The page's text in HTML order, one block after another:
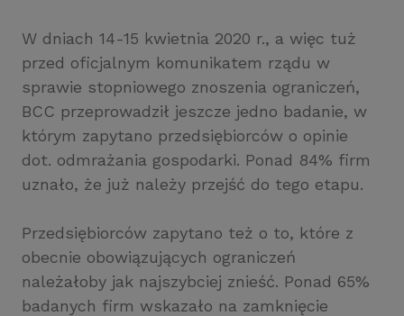
W dniach 14-15 kwietnia 2020 r., a więc tuż
przed oficjalnym komunikatem rządu w
sprawie stopniowego znoszenia ograniczeń,
BCC przeprowadził jeszcze jedno badanie, w
którym zapytano przedsiębiorców o opinie
dot. odmrażania gospodarki. Ponad 84% firm
uznało, że już należy przejść do tego etapu.
Przedsiębiorców zapytano też o to, które z
obecnie obowiązujących ograniczeń
należałoby jak najszybciej znieść. Ponad 65%
badanych firm wskazało na zamknięcie